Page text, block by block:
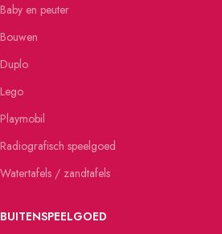
Baby en peuter
Bouwen
Duplo
Lego
Playmobil
Radiografisch speelgoed
Watertafels / zandtafels
BUITENSPEELGOED